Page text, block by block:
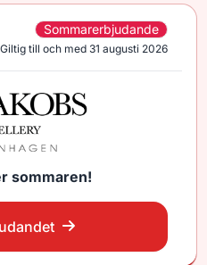
Sommarerbjudande
Giltig till och med 31 augusti 2026
sommaren!